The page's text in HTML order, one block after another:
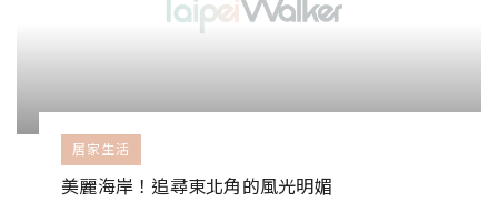
居家生活
美麗海岸！追尋東北角的風光明媚